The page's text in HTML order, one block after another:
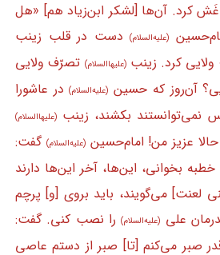
کرد. آن‌ها [لشکر ابن‌زیاد هم] «هل
(علیه‌السلام) دست در قلب زینب
کرد. زینب(علیهاالسلام) تصرّف ولایی
آن‌روز که حسین (علیه‌السلام)در عاشورا
بکشند، زینب (علیهاالسلام)
عزیز من! امام‌حسین(علیه‌السلام) گفت:
بخوانی، این‌ها، آخر این‌ها دارند
لعنت] می‌گویند، باید بروی [و] پرچم
علی (علیه‌السلام)را نصب کنی. گفت:
صبر می‌کنم [تا] صبر از دستم عاصی